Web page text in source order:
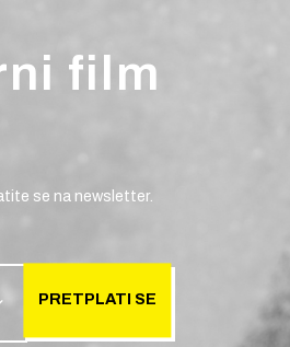
film
se na newsletter.
PRETPLATI SE